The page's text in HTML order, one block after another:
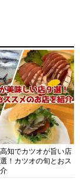
高知でカツオが旨い店
！カツオの旬とおス